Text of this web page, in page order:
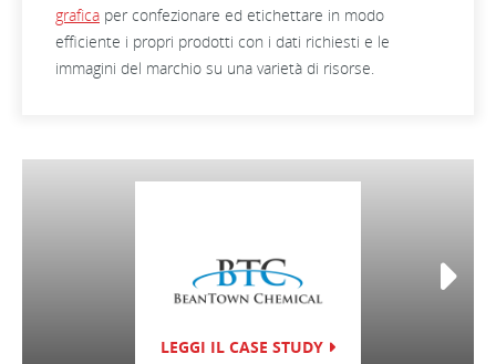
grafica per confezionare ed etichettare in modo
efficiente i propri prodotti con i dati richiesti e le
immagini del marchio su una varietà di risorse.
LEGGI IL CASE STUDY